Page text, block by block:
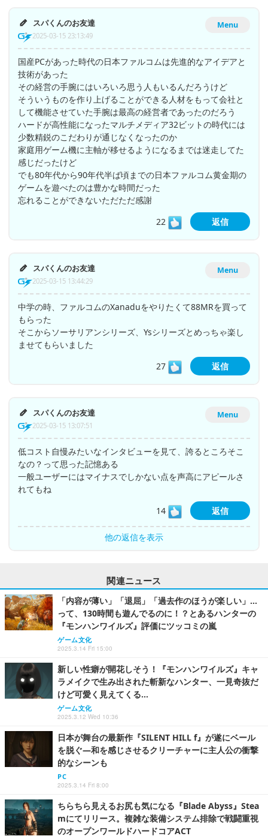
Menu
スパくんのお友達
2025-03-15 23:13:49
国産PCがあった時代の日本ファルコムは先進的なアイデアと
技術があった
その経営の手腕にはいろいろ思う人もいるんだろうけど
そういうものを作り上げることができる人材をもって会社と
して機能させていた手腕は最高の経営者であったのだろう
ハードが高性能になったマルチメディア32ビットの時代には
少数精鋭のこだわりが通じなくなったのか
家庭用ゲーム機に主軸が移せるようになるまでは迷走してた
感じだったけど
でも80年代から90年代半ば頃までの日本ファルコム黄金期の
ゲームを遊べたのは豊かな時間だった
忘れることができないただただ感謝
22
返信
Menu
スパくんのお友達
2025-03-15 13:44:29
中学の時、ファルコムのXanaduをやりたくて88MRを買って
もらった
そこからソーサリアンシリーズ、Ysシリーズとめっちゃ楽し
ませてもらいました
27
返信
Menu
スパくんのお友達
2025-03-15 13:07:51
低コスト自慢みたいなインタビューを見て、誇るところそこ
なの？って思った記憶ある
一般ユーザーにはマイナスでしかない点を声高にアピールさ
れてもね
14
返信
他の返信を表示
関連ニュース
「内容が薄い」「退屈」「過去作のほうが楽しい」…
って、130時間も遊んでるのに！？とあるハンターの
『モンハンワイルズ』評価にツッコミの嵐
ゲーム文化
2025.3.14 Fri 15:00
新しい性癖が開花しそう！『モンハンワイルズ』キャ
ラメイクで生み出された斬新なハンター、一見奇抜だ
けど可愛く見えてくる…
ゲーム文化
2025.3.12 Wed 10:36
日本が舞台の最新作『SILENT HILL f』が遂にベール
を脱ぐ―和を感じさせるクリーチャーに主人公の衝撃
的なシーンも
PC
2025.3.14 Fri 8:00
ちらちら見えるお尻も気になる『Blade Abyss』Stea
mにてリリース。複雑な装備システム排除で戦闘重視
のオープンワールドハードコアACT